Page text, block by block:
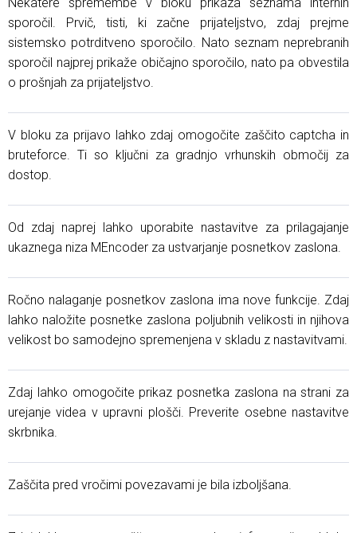
sporočil. Prvič, tisti, ki začne prijateljstvo, zdaj prejme
sistemsko potrditveno sporočilo. Nato seznam neprebranih
sporočil najprej prikaže običajno sporočilo, nato pa obvestila
o prošnjah za prijateljstvo.
V bloku za prijavo lahko zdaj omogočite zaščito captcha in
bruteforce. Ti so ključni za gradnjo vrhunskih območij za
dostop.
Od zdaj naprej lahko uporabite nastavitve za prilagajanje
ukaznega niza MEncoder za ustvarjanje posnetkov zaslona.
Ročno nalaganje posnetkov zaslona ima nove funkcije. Zdaj
lahko naložite posnetke zaslona poljubnih velikosti in njihova
velikost bo samodejno spremenjena v skladu z nastavitvami.
Zdaj lahko omogočite prikaz posnetka zaslona na strani za
urejanje videa v upravni plošči. Preverite osebne nastavitve
skrbnika.
Zaščita pred vročimi povezavami je bila izboljšana.